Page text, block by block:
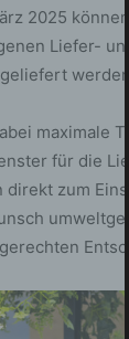
2025
Liefer-
werden.
maximale
für die
direkt zum